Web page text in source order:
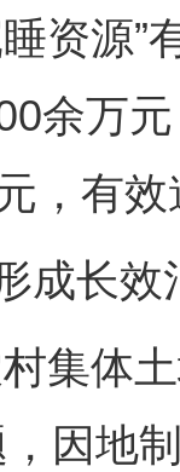
资源”
余万
，有
长效
体土
，因地